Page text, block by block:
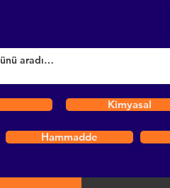
Kimyasal
Hammadde